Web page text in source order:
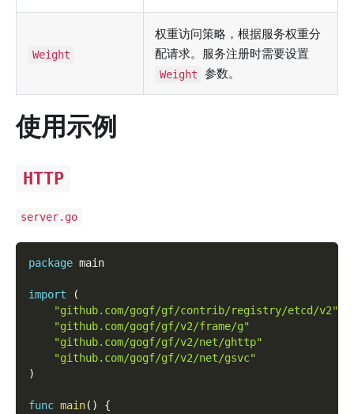
Weight
权重访问策略，根据服务权重分
配请求。服务注册时需要设置
Weight 参数。
使用示例
HTTP
server.go
package main
import
(
"github.com/gogf/gf/contrib/registry/etcd/v2"
"github.com/gogf/gf/v2/frame/g"
"github.com/gogf/gf/v2/net/ghttp"
"github.com/gogf/gf/v2/net/gsvc"
)
func main( )
{